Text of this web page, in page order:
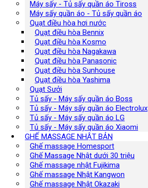
Máy sấy - Tủ sấy quần áo Tiross
Máy sấy quần áo - Tủ sấy quần áo
Quạt điều hòa hơi nước
Quạt điều hòa Bennix
Quạt điều hòa Kosmo
Quạt điều hòa Nagakawa
Quạt điều hòa Panasonic
Quạt điều hòa Sunhouse
Quạt điều hòa Yashima
Quạt Sưởi
Tủ sấy - Máy sấy quần áo Boss
Tủ sấy - Máy sấy quần áo Electrolux
Tủ sấy - Máy sấy quần áo LG
Tủ sấy - Máy sấy quần áo Xiaomi
GHẾ MASSAGE NHẬT BẢN
Ghế massage Homesport
Ghế Massage Nhật dưới 30 triệu
Ghế massage nhật Fujikima
Ghế massage Nhật Kangwon
Ghế massage Nhật Okazaki